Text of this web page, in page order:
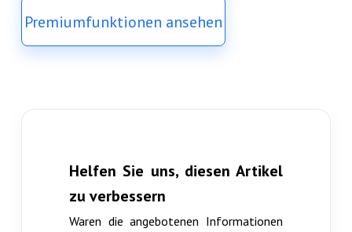
Premiumfunktionen ansehen
Helfen Sie uns, diesen Artikel
zu verbessern
Waren die angebotenen Informationen